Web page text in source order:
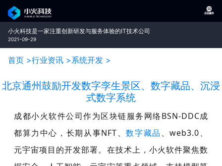
小火科技是一家注重创新研发与服务体验的IT技术公司
2021-09-29
首页 >行业资讯 >系统开发 >
北京通州鼓励开发数字孪生景区、数字藏品、沉浸
式数字系统
成都小火软件公司作为区块链服务网络BSN-DDC成
都算力中心，长期从事NFT、数字藏品 、web3.0、
元宇宙项目的开发部署。在技术上，小火软件聚焦数